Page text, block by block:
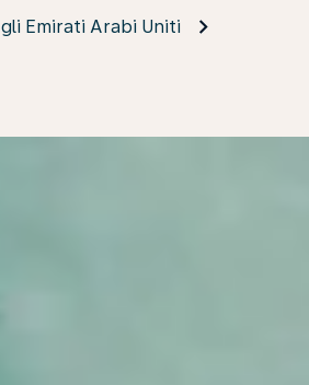
gli Emirati Arabi Uniti